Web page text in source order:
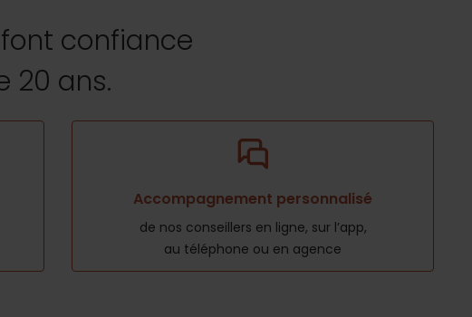
confiance
20 ans.
Accompagnement personnalisé
de nos conseillers en ligne, sur l’app,
au téléphone ou en agence